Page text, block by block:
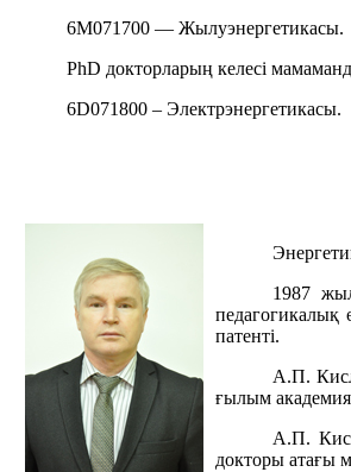
6М071700 — Жылуэнергетикасы.
PhD докторларың келесі
6D071800 – Электрэнергетикасы.
1987
патенті.
А.П.
ғылым
А.П.
докторы атағы